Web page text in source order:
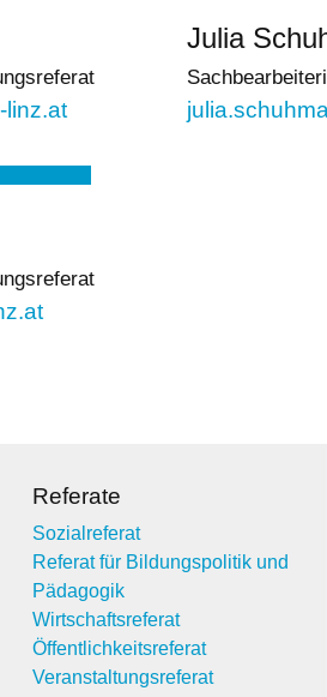
linz.at
Julia
Referate
Sozialreferat
Referat für Bildungspolitik und
Pädagogik
Wirtschaftsreferat
Öffentlichkeitsreferat
Veranstaltungsreferat